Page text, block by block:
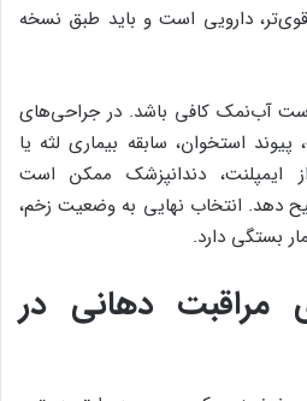
دارویی است و باید طبق نسخه
آب‌نمک کافی باشد. در جراحی‌های
استخوان، سابقه بیماری لثه یا
ایمپلنت، دندانپزشک ممکن است
دهد. انتخاب نهایی به وضعیت زخم،
بستگی دارد.
مراقبت دهانی در